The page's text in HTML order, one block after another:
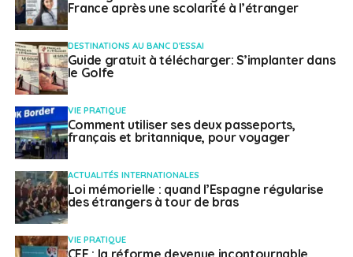
de plus de 5 %. À Amsterdam, les loyers du secteur
pièces.
Chloé, cheffe de projet à Dublin avec 3 500 € net
mensuels, en témoigne : «
bon, mais l’immobilier est un enfer. Je paye 2 100 €
pour un petit appartement excentré. Trouver un
logement correct est un parcours du combattant qui
annule une grande partie des avantages salariaux.»
Le pari de la qualité de
France après une scolarité à l’étranger
DESTINATIONS AU BANC D'ESSAI
Guide gratuit à télécharger: S’implanter dans
le Golfe
VIE PRATIQUE
Comment utiliser ses deux passeports,
français et britannique, pour voyager
ACTUALITÉS INTERNATIONALES
Loi mémorielle : quand l’Espagne régularise
des étrangers à tour de bras
VIE PRATIQUE
CFE : la réforme devenue incontournable